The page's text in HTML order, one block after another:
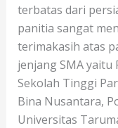
terbatas dari
panitia sangat
terimakasih atas
jenjang SMA
Sekolah Tinggi
Bina Nusantara,
Universitas